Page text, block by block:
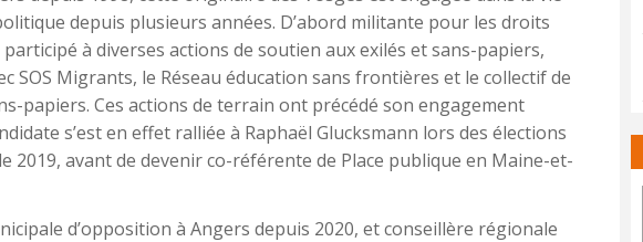
depuis plusieurs années. D’abord militante pour les droits
à diverses actions de soutien aux exilés et sans-papiers,
SOS Migrants, le Réseau éducation sans frontières et le collectif de
papiers. Ces actions de terrain ont précédé son engagement
s’est en effet ralliée à Raphaël Glucksmann lors des élections
2019, avant de devenir co-référente de Place publique en Maine-et-
d’opposition à Angers depuis 2020, et conseillère régionale